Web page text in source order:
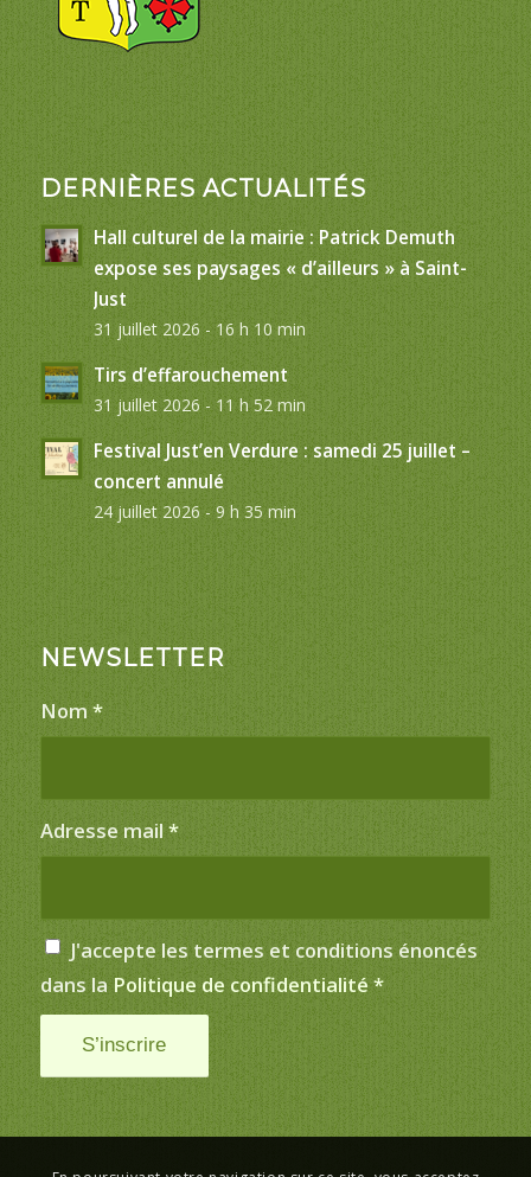
DERNIÈRES ACTUALITÉS
Hall culturel de la mairie : Patrick Demuth
expose ses paysages « d’ailleurs » à Saint-
Just
31 juillet 2026 - 16 h 10 min
Tirs d’effarouchement
31 juillet 2026 - 11 h 52 min
Festival Just’en Verdure : samedi 25 juillet –
concert annulé
24 juillet 2026 - 9 h 35 min
NEWSLETTER
Nom *
Adresse mail *
J'accepte les termes et conditions énoncés
dans la Politique de confidentialité *